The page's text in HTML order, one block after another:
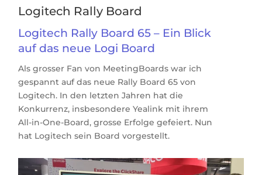
Logitech Rally Board
Logitech Rally Board 65 – Ein Blick
auf das neue Logi Board
Als grosser Fan von MeetingBoards war ich
gespannt auf das neue Rally Board 65 von
Logitech. In den letzten Jahren hat die
Konkurrenz, insbesondere Yealink mit ihrem
All-in-One-Board, grosse Erfolge gefeiert. Nun
hat Logitech sein Board vorgestellt.